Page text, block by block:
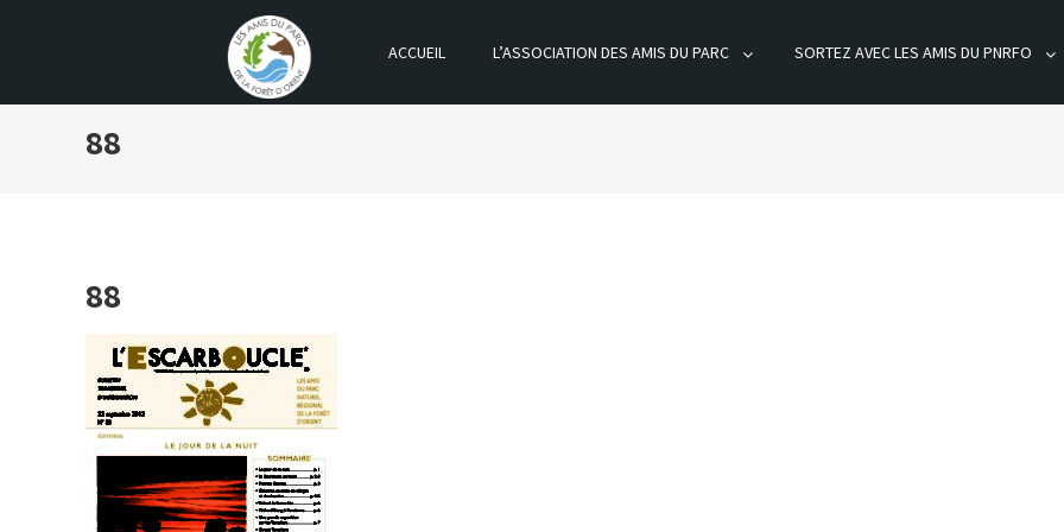
LES AMIS DU PARC DE LA FORÊT D'ORIENT
ACCUEIL L’ASSOCIATION DES AMIS DU PARC SORTEZ AVEC LES AMIS DU PNRFO
88
88